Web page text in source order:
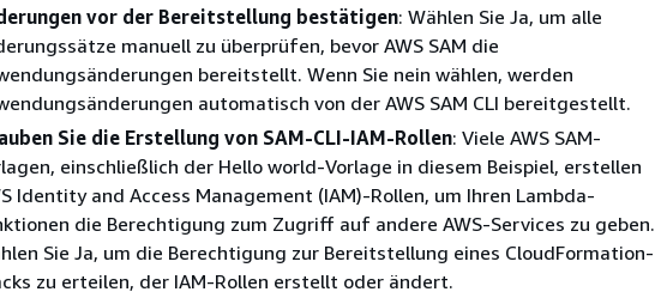
vor der Bereitstellung bestätigen: Wählen Sie Ja, um alle
manuell zu überprüfen, bevor AWS SAM die
bereitstellt. Wenn Sie nein wählen, werden
automatisch von der AWS SAM CLI bereitgestellt.
Sie die Erstellung von SAM-CLI-IAM-Rollen: Viele AWS SAM-
einschließlich der Hello world-Vorlage in diesem Beispiel, erstellen
Identity and Access Management (IAM)-Rollen, um Ihren Lambda-
die Berechtigung zum Zugriff auf andere AWS-Services zu geben.
Sie Ja, um die Berechtigung zur Bereitstellung eines CloudFormation-
zu erteilen, der IAM-Rollen erstellt oder ändert.